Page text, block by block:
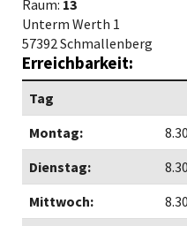
Raum: 13
Unterm Werth 1
57392 Schmallenberg
Erreichbarkeit:
Tag
Montag:
Dienstag:
Mittwoch: